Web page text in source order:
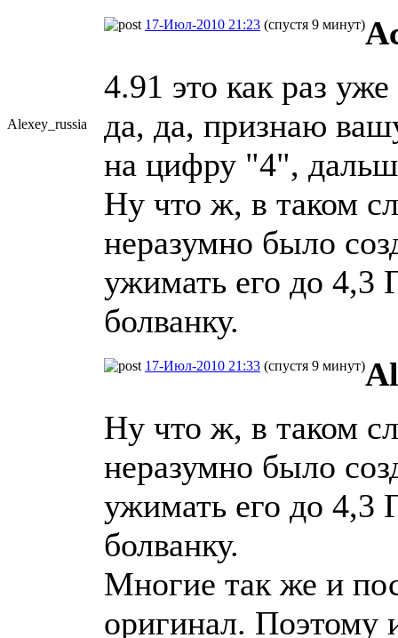
Alexey_russi​a
17-Июл-2010 21:23 (спустя 9 минут)
4.91 это как раз
да, да, признаю
на цифру "4",
Ну что ж, в таком
неразумно было
ужимать его до 4,3
болванку.
17-Июл-2010 21:33 (спустя 9 минут)
Ну что ж, в таком
неразумно было
ужимать его до 4,3
болванку.
Многие так же и
оригинал. Поэтому